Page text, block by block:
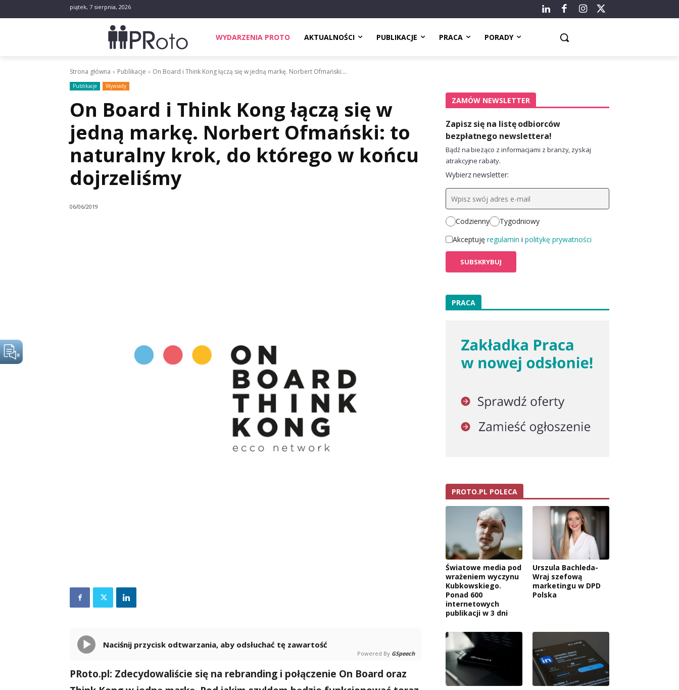
piątek, 7 sierpnia, 2026
WYDARZENIA PROTO AKTUALNOŚCI PUBLIKACJE PRACA PORADY
Strona główna Publikacje On Board i Think Kong łączą się w jedną markę. Norbert Ofmański:...
Publikacje Wywiady
On Board i Think Kong łączą się w
jedną markę. Norbert Ofmański: to
naturalny krok, do którego w końcu
dojrzeliśmy
06/06/2019
Naciśnij przycisk odtwarzania, aby odsłuchać tę zawartość
Powered By GSpeech
PRoto.pl: Zdecydowaliście się na rebranding i połączenie On Board oraz
ZAMÓW NEWSLETTER
Zapisz się na listę odbiorców
bezpłatnego newslettera!
Bądź na bieżąco z informacjami z branży, zyskaj
atrakcyjne rabaty.
Wybierz newsletter:
Codzienny
Tygodniowy
Akceptuję regulamin i politykę prywatności
PRACA
PROTO.PL POLECA
Światowe media pod
wrażeniem wyczynu
Kubkowskiego.
Ponad 600
internetowych
publikacji w 3 dni
Urszula Bachleda-
Wraj szefową
marketingu w DPD
Polska